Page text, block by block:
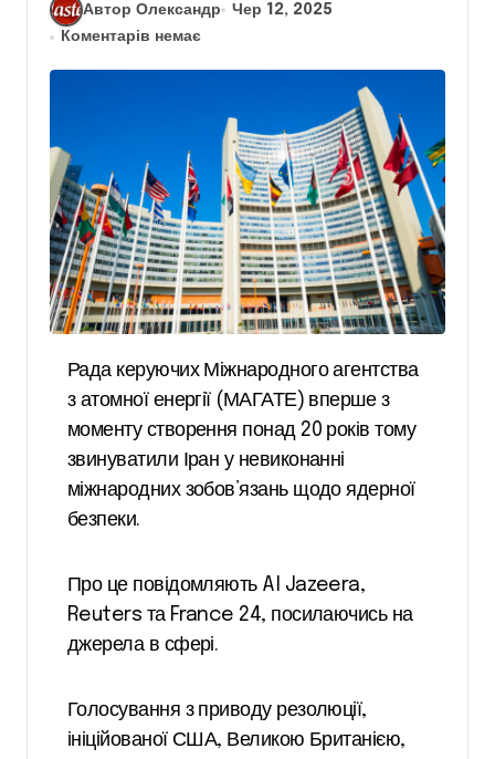
Автор Олександр
Чер 12, 2025
Коментарів немає
Рада керуючих Міжнародного агентства
з атомної енергії (МАГАТЕ) вперше з
моменту створення понад 20 років тому
звинуватили Іран у невиконанні
міжнародних зобов’язань щодо ядерної
безпеки.
Про це повідомляють Al Jazeera,
Reuters та France 24, посилаючись на
джерела в сфері.
Голосування з приводу резолюції,
ініційованої США, Великою Британією,